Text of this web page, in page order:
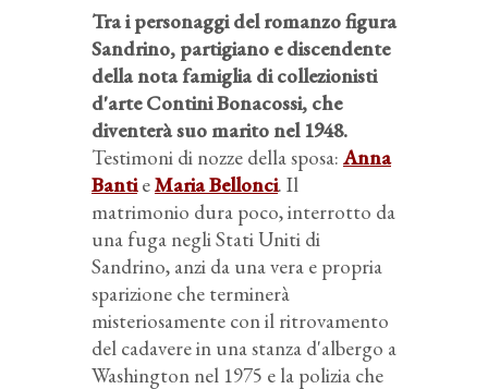
Tra i personaggi del romanzo figura
Sandrino, partigiano e discendente
della nota famiglia di collezionisti
d'arte Contini Bonacossi, che
diventerà suo marito nel 1948.
Testimoni di nozze della sposa: Anna
BantieMaria Bellonci. Il
matrimonio dura poco, interrotto da
una fuga negli Stati Uniti di
Sandrino, anzi da una vera e propria
sparizione che terminerà
misteriosamente con il ritrovamento
del cadavere in una stanza d'albergo a
Washington nel 1975 e la polizia che